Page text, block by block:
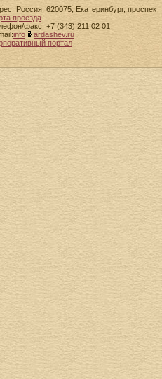
Россия, 620075, Екатеринбург,
проезда
факс: +7 (343) 211 02 01
info
ardashev.ru
портал